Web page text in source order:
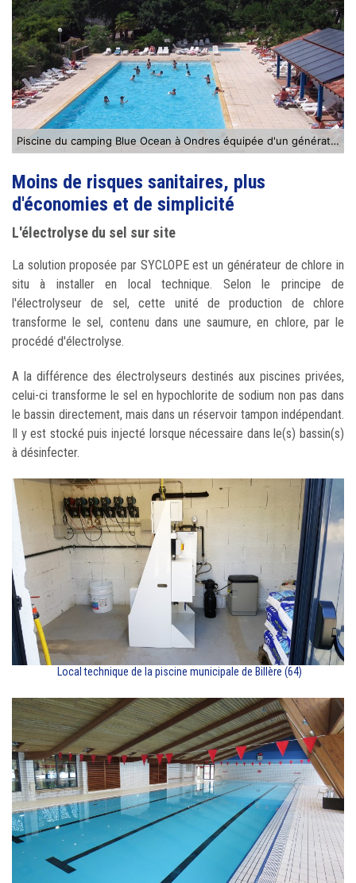
Piscine du camping Blue Ocean à Ondres équipée d'un générateur de chlore Syclope
Moins de risques sanitaires, plus
d'économies et de simplicité
L'électrolyse du sel sur site
La solution proposée par SYCLOPE est un générateur de chlore in
situ à installer en local technique. Selon le principe de
l'électrolyseur de sel, cette unité de production de chlore
transforme le sel, contenu dans une saumure, en chlore, par le
procédé d'électrolyse.
A la différence des électrolyseurs destinés aux piscines privées,
celui-ci transforme le sel en hypochlorite de sodium non pas dans
le bassin directement, mais dans un réservoir tampon indépendant.
Il y est stocké puis injecté lorsque nécessaire dans le(s) bassin(s)
à désinfecter.
Local technique de la piscine municipale de Billère (64)